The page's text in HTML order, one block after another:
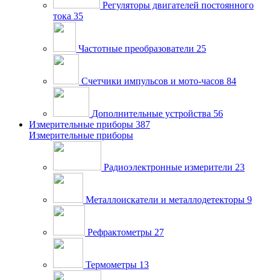
Регуляторы двигателей постоянного
тока 35
Частотные преобразователи 25
Счетчики импульсов и мото-часов 84
Дополнительные устройства 56
Измерительные приборы 387
Измерительные приборы
Радиоэлектронные измерители 23
Металлоискатели и металлодетекторы 9
Рефрактометры 27
Термометры 13